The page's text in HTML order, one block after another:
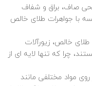
صاف، براق و شفاف
با جواهرات طلای خالص
خالص، زیورآلات
چرا که تنها لایه‌ ای از
مواد مختلفی مانند